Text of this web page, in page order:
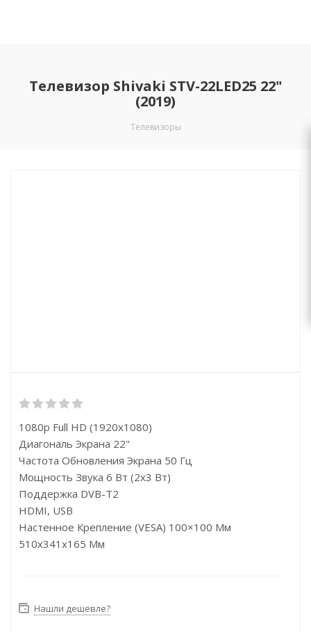
Телевизор Shivaki STV-22LED25 22"
(2019)
Телевизоры
1080p Full HD (1920x1080)
Диагональ Экрана 22"
Частота Обновления Экрана 50 Гц
Мощность Звука 6 Вт (2х3 Вт)
Поддержка DVB-T2
HDMI, USB
Настенное Крепление (VESA) 100×100 Мм
510x341x165 Мм
Нашли дешевле?